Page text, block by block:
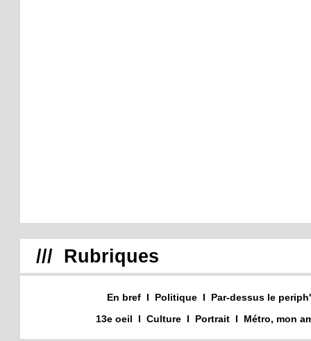
/// Rubriques
En bref I Politique I
Par-dessus le periph'
13e oeil
I Culture I Portrait I Métro, mon